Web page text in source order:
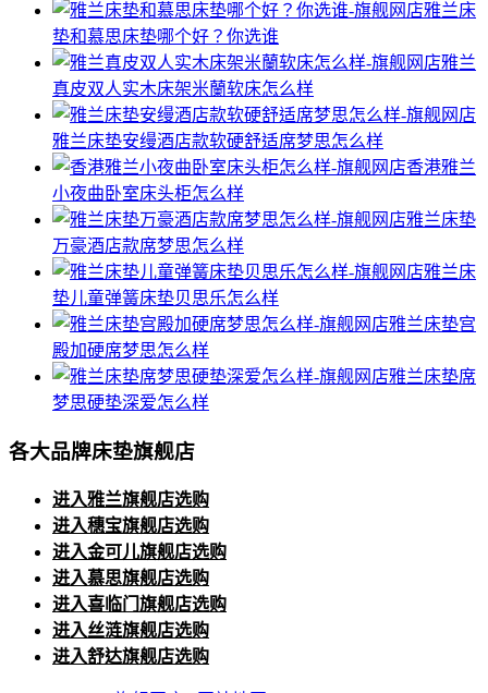
雅兰床
垫和慕思床垫哪个好？你选谁
雅兰
真皮双人实木床架米蘭软床怎么样
雅兰床垫安缦酒店款软硬舒适席梦思怎么样
香港雅兰
小夜曲卧室床头柜怎么样
雅兰床垫
万豪酒店款席梦思怎么样
雅兰床
垫儿童弹簧床垫贝思乐怎么样
雅兰床垫宫
殿加硬席梦思怎么样
雅兰床垫席
梦思硬垫深爱怎么样
各大品牌床垫旗舰店
进入雅兰旗舰店选购
进入穗宝旗舰店选购
进入金可儿旗舰店选购
进入慕思旗舰店选购
进入喜临门旗舰店选购
进入丝涟旗舰店选购
进入舒达旗舰店选购